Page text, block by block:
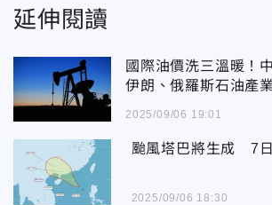
延伸閱讀
國際油價洗三溫暖！
伊朗、俄羅斯石油產
2025/09/06 19:01
颱風塔巴將生成 7
2025/09/06 18:30